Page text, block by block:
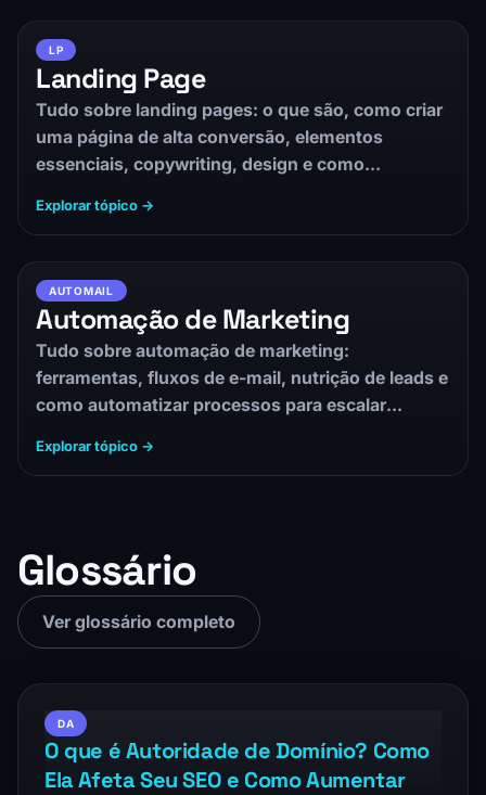
LP
Landing Page
Tudo sobre landing pages: o que são, como criar
uma página de alta conversão, elementos
essenciais, copywriting, design e como…
Explorar tópico →
AUTOMAIL
Automação de Marketing
Tudo sobre automação de marketing:
ferramentas, fluxos de e-mail, nutrição de leads e
como automatizar processos para escalar
Explorar tópico →
Glossário
Ver glossário completo
DA
O que é Autoridade de Domínio? Como
Ela Afeta Seu SEO e Como Aumentar